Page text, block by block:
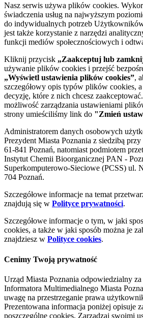
Nasz serwis używa plików cookies.
świadczenia usług na najwyższym
do indywidualnych potrzeb
jest także korzystanie z narzędzi
funkcji mediów społecznościowych i
Kliknij przycisk „Zaakceptuj lub
używanie plików cookies i przejść
„Wyświetl ustawienia plików cookies”,
szczegółowy opis typów plików cookies,
decyzję, które z nich chcesz
możliwość zarządzania ustawieniami
strony umieściliśmy link do "Zmień
Administratorem danych osobowych
Prezydent Miasta Poznania z siedzibą
61-841 Poznań, natomiast podmiotem
Instytut Chemii Bioorganicznej PAN -
Superkomputerowo-Sieciowe (PCSS) ul.
704 Poznań.
Szczegółowe informacje na temat
znajdują się w Polityce prywatności.
Szczegółowe informacje o tym, w jaki
cookies, a także w jaki sposób można je
znajdziesz w Polityce cookies.
Cenimy Twoją prywatność
Urząd Miasta Poznania odpowiedzialny
Informatora Multimedialnego Miasta
uwagę na przestrzeganie prawa
Prezentowana informacja poniżej opisuje
poszczególne cookies. Zarządzaj swoimi